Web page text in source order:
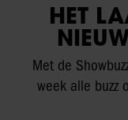
HET
Met de
week alle buzz